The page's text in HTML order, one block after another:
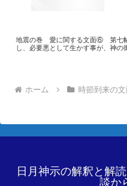
地震の巻 愛に関する文面⑥ 第七
し、必要悪として生かす事が、神の
ホーム 時節到来の文
日月神示の解釈と解
談か